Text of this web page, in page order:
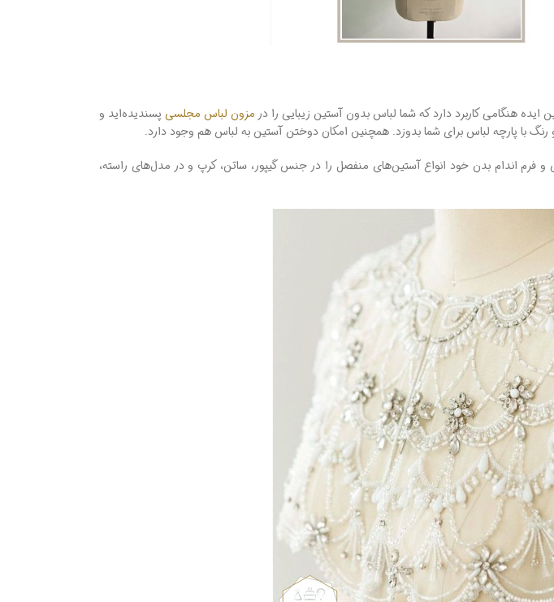
هنگامی کاربرد دارد که شما لباس بدون آستین زیبایی را در مزون لباس مجلسیپسندیده‌اید و
با پارچه لباس برای شما بدوزد. همچنین امکان دوختن آستین به لباس هم وجود دارد.
اندام بدن خود انواع آستین‌های منفصل را در جنس گیپور، ساتن، کرپ و در مدل‌های راسته،